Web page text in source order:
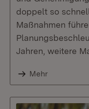
doppelt so
Maßnahmen
Jahren, weitere
Mehr